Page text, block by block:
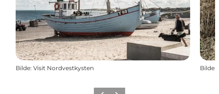
Bilde: Visit Nordvestkysten Bilde: